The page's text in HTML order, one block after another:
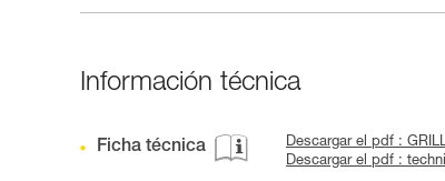
Información técnica
Ficha técnica
Descargar el pdf :
Descargar el pdf :